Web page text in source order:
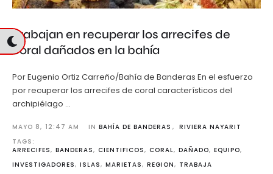
Trabajan en recuperar los arrecifes de
coral dañados en la bahía
Por Eugenio Ortiz Carreño/Bahía de Banderas En el esfuerzo
por recuperar los arrecifes de coral característicos del
archipiélago …
MAYO 8, 12:47 AM IN BAHÍA DE BANDERAS , RIVIERA NAYARIT
TAGS:
ARRECIFES, BANDERAS, CIENTIFICOS, CORAL, DAÑADO, EQUIPO,
INVESTIGADORES, ISLAS, MARIETAS, REGION, TRABAJA